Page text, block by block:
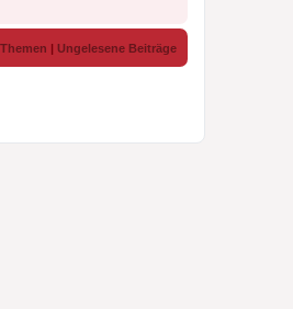
| Ungelesene Beiträge